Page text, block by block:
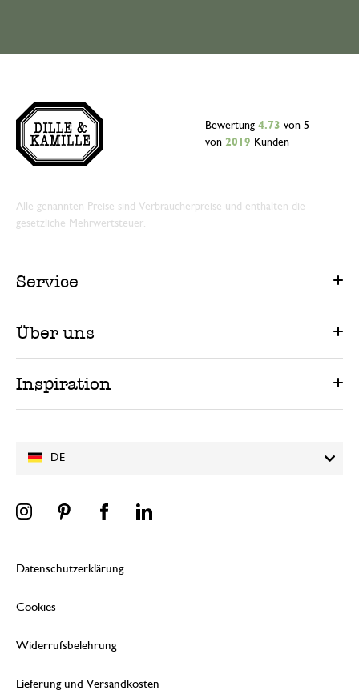
DE
Bewertung 4.73 von 5
von 2019 Kunden
Alle genannten Preise sind Verbraucherpreise und enthalten die
gesetzliche Mehrwertsteuer.
Service
Über uns
Inspiration
Datenschutzerklärung
Cookies
Widerrufsbelehrung
Lieferung und Versandkosten